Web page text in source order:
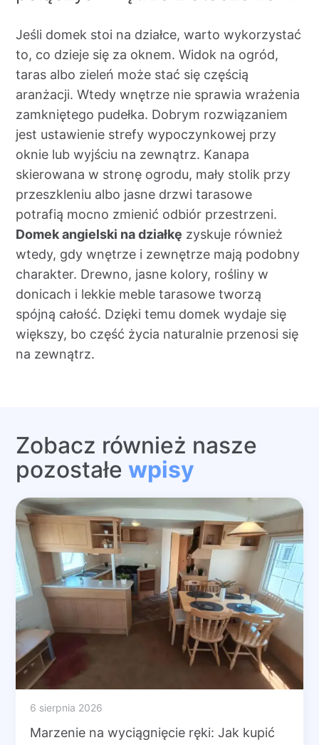
Jeśli domek stoi na działce, warto wykorzystać
to, co dzieje się za oknem. Widok na ogród,
taras albo zieleń może stać się częścią
aranżacji. Wtedy wnętrze nie sprawia wrażenia
zamkniętego pudełka. Dobrym rozwiązaniem
jest ustawienie strefy wypoczynkowej przy
oknie lub wyjściu na zewnątrz. Kanapa
skierowana w stronę ogrodu, mały stolik przy
przeszkleniu albo jasne drzwi tarasowe
potrafią mocno zmienić odbiór przestrzeni.
Domek angielski na działkę zyskuje również
wtedy, gdy wnętrze i zewnętrze mają podobny
charakter. Drewno, jasne kolory, rośliny w
donicach i lekkie meble tarasowe tworzą
spójną całość. Dzięki temu domek wydaje się
większy, bo część życia naturalnie przenosi się
na zewnątrz.
Zobacz również nasze
pozostałewpisy
6 sierpnia 2026
Marzenie na wyciągnięcie ręki: Jak kupić